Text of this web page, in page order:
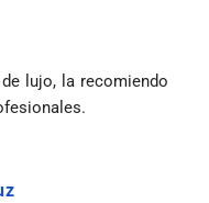
lujo, la recomiendo